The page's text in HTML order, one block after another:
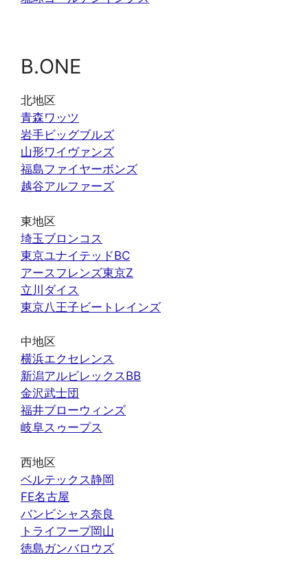
B.ONE
北地区
青森ワッツ
岩手ビッグブルズ
山形ワイヴァンズ
福島ファイヤーボンズ
越谷アルファーズ
東地区
埼玉ブロンコス
東京ユナイテッドBC
アースフレンズ東京Z
立川ダイス
東京八王子ビートレインズ
中地区
横浜エクセレンス
新潟アルビレックスBB
金沢武士団
福井ブローウィンズ
岐阜スゥープス
西地区
ベルテックス静岡
FE名古屋
バンビシャス奈良
トライフープ岡山
徳島ガンバロウズ